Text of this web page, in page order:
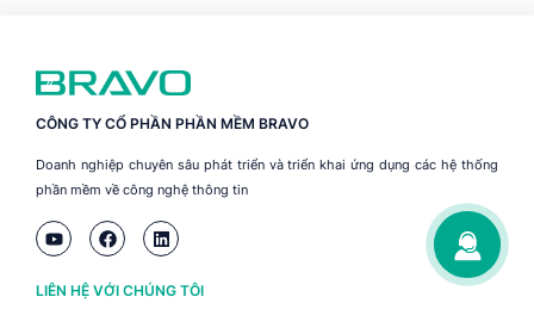
CÔNG TY CỔ PHẦN PHẦN MỀM BRAVO
Doanh nghiệp chuyên sâu phát triển và triển khai ứng dụng các hệ thống
phần mềm về công nghệ thông tin
LIÊN HỆ VỚI CHÚNG TÔI